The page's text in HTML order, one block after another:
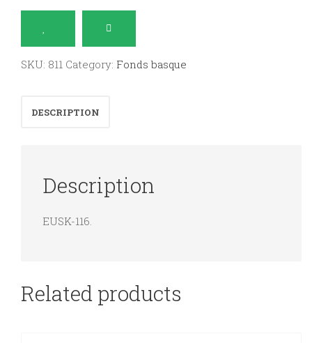
quantity
SKU: 811 Category: Fonds basque
DESCRIPTION
Description
EUSK-116.
Related products